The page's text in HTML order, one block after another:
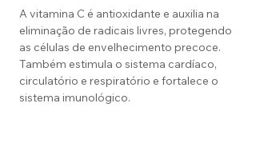
A vitamina C é antioxidante e auxilia na
eliminação de radicais livres, protegendo
as células de envelhecimento precoce.
Também estimula o sistema cardíaco,
circulatório e respiratório e fortalece o
sistema imunológico.